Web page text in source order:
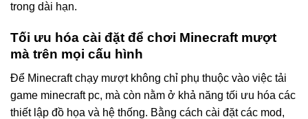
trong dài hạn.
Tối ưu hóa cài đặt để chơi Minecraft mượt
mà trên mọi cấu hình
Để Minecraft chạy mượt không chỉ phụ thuộc vào việc tải
game minecraft pc, mà còn nằm ở khả năng tối ưu hóa các
thiết lập đồ họa và hệ thống. Bằng cách cài đặt các mod,